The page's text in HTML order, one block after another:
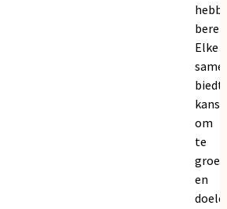
Elke
biedt
om
te
en